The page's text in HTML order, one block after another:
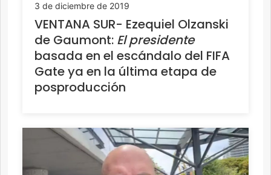
3 de diciembre de 2019
VENTANA SUR- Ezequiel Olzanski
de Gaumont: El presidente
basada en el escándalo del FIFA
Gate ya en la última etapa de
posproducción